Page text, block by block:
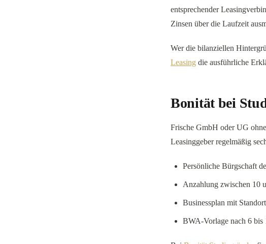
entsprechender
Zinsen über die Laufzeit
Wer die bilanziellen
Leasing die ausführliche
Bonität bei
Frische GmbH oder UG
Leasinggeber regelmäßig
Persönliche Bürgschaft
Anzahlung zwischen 10
Businessplan mit
BWA-Vorlage nach 6 bis